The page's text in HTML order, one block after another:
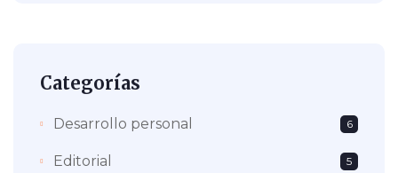
Categorías
Desarrollo personal 6
Editorial 5